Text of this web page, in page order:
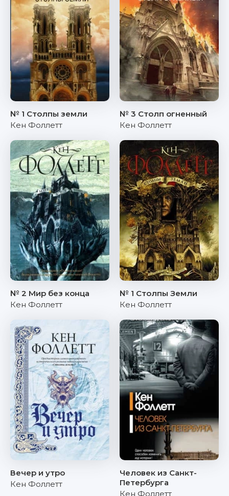
№ 1 Столпы земли
Кен Фоллетт
№ 3 Столп огненный
Кен Фоллетт
№ 2 Мир без конца
Кен Фоллетт
№ 1 Столпы Земли
Кен Фоллетт
Вечер и утро
Кен Фоллетт
Человек из Санкт-
Петербурга
Кен Фоллетт